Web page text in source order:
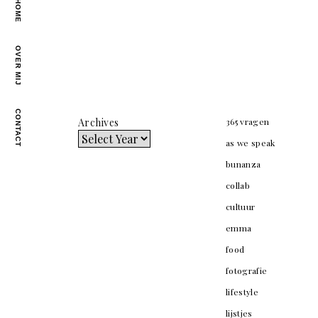
HOME
OVER MIJ
CONTACT Archives
365 vragen
as we speak
bunanza
collab
cultuur
emma
food
fotografie
lifestyle
lijstjes